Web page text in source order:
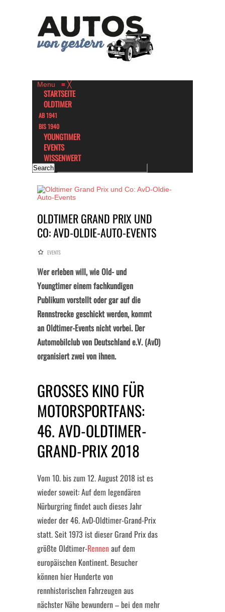
Menu ≡ ╳
STARTSEITE
OLDTIMER
AB 1941
BIS 1940
YOUNGTIMER
EVENTS
WISSENWERT
OLDTIMER GRAND PRIX UND
CO: AVD-OLDIE-AUTO-EVENTS
EVENTS
Wer erleben will, wie Old- und
Youngtimer einem fachkundigen
Publikum vorstellt oder gar auf die
Rennstrecke geschickt werden, kommt
an Oldtimer-Events nicht vorbei. Der
Automobilclub von Deutschland e.V. (AvD)
organisiert zwei von ihnen.
GROSSES KINO FÜR M
OTORSPORTFANS: 4
6. AVD-OLDTIMER-G
RAND-PRIX 2018
Vom 10. bis zum 12. August 2018 ist es
wieder soweit: Auf dem legendären
Nürburgring findet auch dieses Jahr
wieder der 46. AvD-Oldtimer-Grand-Prix
statt. Seit 1973 ist dieser Grand Prix das
größte Oldtimer-Rennenauf dem
europäischen Kontinent. Besucher
können hier Hunderte von
rennhistorischen Fahrzeugen aus
nächster Nähe bewundern – bei den mehr